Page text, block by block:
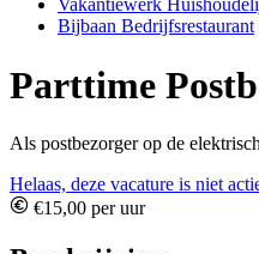
Vakantiewerk
Bijbaan Bedrijfsrestaurant
Parttime
Als postbezorger op de
Helaas, deze vacature is niet
€15,00 per uur